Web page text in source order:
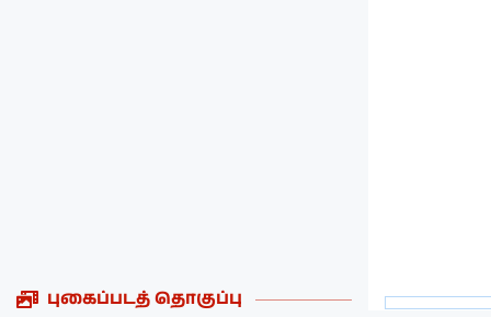
புகைப்படத் தொகுப்பு